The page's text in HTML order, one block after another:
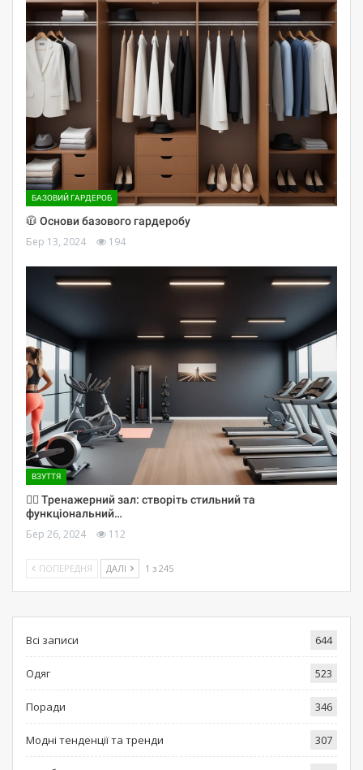
БАЗОВИЙ ГАРДЕРОБ
🧥 Основи базового гардеробу
Бер 13, 2024 194
ВЗУТТЯ
🏋️‍♀️ Тренажерний зал: створіть стильний та
функціональний…
Бер 26, 2024 112
ПОПЕРЕДНЯ ДАЛІ 1 з 245
Всі записи 644
Одяг 523
Поради 346
Модні тенденції та тренди 307